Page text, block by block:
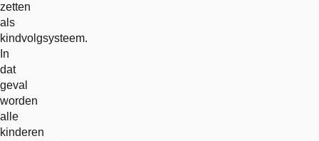
zetten
als
kindvolgsysteem.
In
dat
geval
worden
alle
kinderen